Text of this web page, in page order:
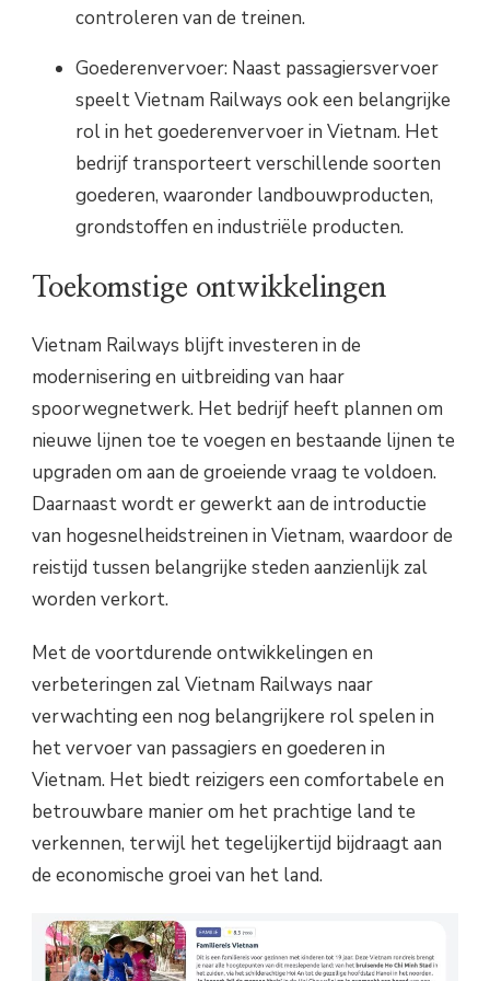
controleren van de treinen.
Goederenvervoer: Naast passagiersvervoer
speelt Vietnam Railways ook een belangrijke
rol in het goederenvervoer in Vietnam. Het
bedrijf transporteert verschillende soorten
goederen, waaronder landbouwproducten,
grondstoffen en industriële producten.
Toekomstige ontwikkelingen
Vietnam Railways blijft investeren in de
modernisering en uitbreiding van haar
spoorwegnetwerk. Het bedrijf heeft plannen om
nieuwe lijnen toe te voegen en bestaande lijnen te
upgraden om aan de groeiende vraag te voldoen.
Daarnaast wordt er gewerkt aan de introductie
van hogesnelheidstreinen in Vietnam, waardoor de
reistijd tussen belangrijke steden aanzienlijk zal
worden verkort.
Met de voortdurende ontwikkelingen en
verbeteringen zal Vietnam Railways naar
verwachting een nog belangrijkere rol spelen in
het vervoer van passagiers en goederen in
Vietnam. Het biedt reizigers een comfortabele en
betrouwbare manier om het prachtige land te
verkennen, terwijl het tegelijkertijd bijdraagt aan
de economische groei van het land.